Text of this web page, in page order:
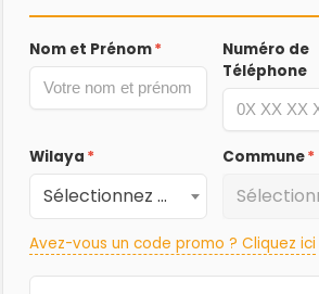
Nom et Prénom*
Numéro de
Téléphone
Wilaya *
Sélectionnez une Wilaya
Commune*
Avez-vous un code promo ? Cliquez ici